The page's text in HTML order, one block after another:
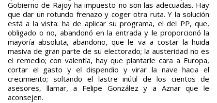
Gobierno de Rajoy ha impuesto no son las adecuadas. Hay
que dar un rotundo frenazo y coger otra ruta. Y la solución
está a la vista: ha de aplicar su programa, el del PP, que,
obligado o no, abandonó en la entrada y le proporcionó la
mayoría absoluta, abandono, que le va a costar la huida
masiva de gran parte de su electorado; la austeridad no es
el remedio; con valentía, hay que plantarle cara a Europa,
cortar el gasto y el dispendio y virar la nave hacia el
crecimiento; soltando el lastre inútil de los cientos de
asesores, llamar, a Felipe González y a Aznar que le
aconsejen.